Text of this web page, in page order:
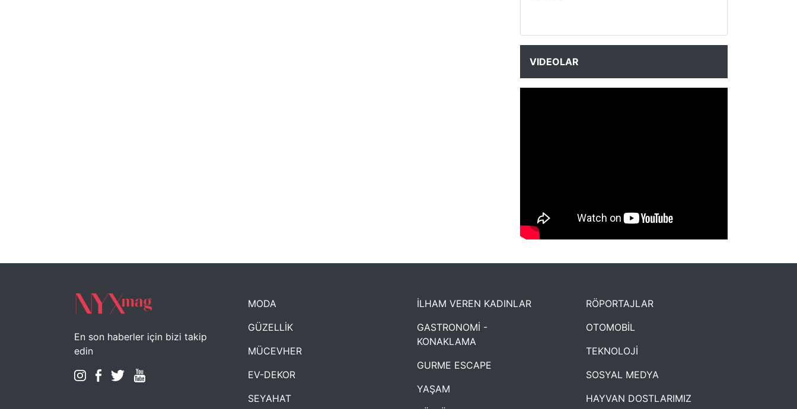
VIDEOLAR
NYXmag 2. Yaş Kutlama Etkinliği
En son haberler için bizi takip
edin
MODA
GÜZELLİK
MÜCEVHER
EV-DEKOR
SEYAHAT
İLHAM VEREN KADINLAR
GASTRONOMİ -
KONAKLAMA
GURME ESCAPE
YAŞAM
RÖPORTAJLAR
OTOMOBİL
TEKNOLOJİ
SOSYAL MEDYA
HAYVAN DOSTLARIMIZ